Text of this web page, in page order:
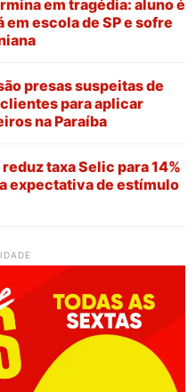
em tragédia: aluno é
em escola de SP e sofre
presas suspeitas de
para aplicar
na Paraíba
taxa Selic para 14%
expectativa de estímulo